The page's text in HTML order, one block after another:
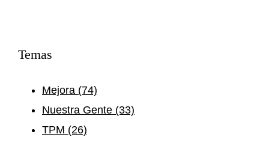
Temas
Mejora (74)
Nuestra Gente (33)
TPM (26)